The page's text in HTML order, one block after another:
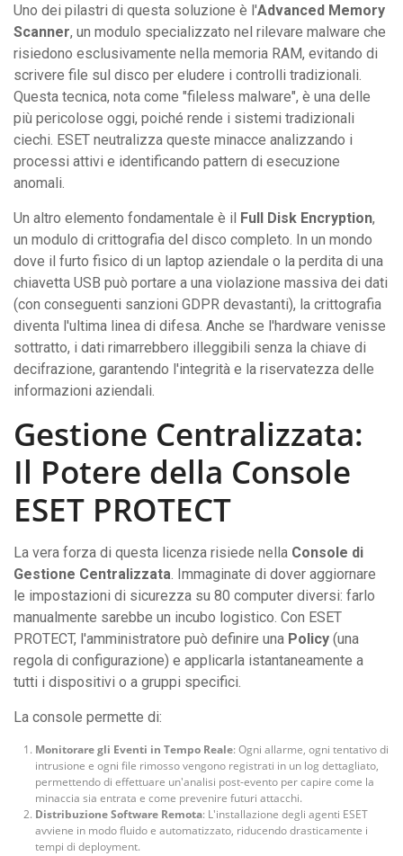
Uno dei pilastri di questa soluzione è l'Advanced Memory
Scanner, un modulo specializzato nel rilevare malware che
risiedono esclusivamente nella memoria RAM, evitando di
scrivere file sul disco per eludere i controlli tradizionali.
Questa tecnica, nota come "fileless malware", è una delle
più pericolose oggi, poiché rende i sistemi tradizionali
ciechi. ESET neutralizza queste minacce analizzando i
processi attivi e identificando pattern di esecuzione
anomali.
Un altro elemento fondamentale è il Full Disk Encryption,
un modulo di crittografia del disco completo. In un mondo
dove il furto fisico di un laptop aziendale o la perdita di una
chiavetta USB può portare a una violazione massiva dei dati
(con conseguenti sanzioni GDPR devastanti), la crittografia
diventa l'ultima linea di difesa. Anche se l'hardware venisse
sottratto, i dati rimarrebbero illeggibili senza la chiave di
decifrazione, garantendo l'integrità e la riservatezza delle
informazioni aziendali.
Gestione Centralizzata:
Il Potere della Console
ESET PROTECT
La vera forza di questa licenza risiede nella Console di
Gestione Centralizzata. Immaginate di dover aggiornare
le impostazioni di sicurezza su 80 computer diversi: farlo
manualmente sarebbe un incubo logistico. Con ESET
PROTECT, l'amministratore può definire una Policy (una
regola di configurazione) e applicarla istantaneamente a
tutti i dispositivi o a gruppi specifici.
La console permette di:
Monitorare gli Eventi in Tempo Reale: Ogni allarme, ogni tentativo di
intrusione e ogni file rimosso vengono registrati in un log dettagliato,
permettendo di effettuare un'analisi post-evento per capire come la
minaccia sia entrata e come prevenire futuri attacchi.
Distribuzione Software Remota: L'installazione degli agenti ESET
avviene in modo fluido e automatizzato, riducendo drasticamente i
tempi di deployment.